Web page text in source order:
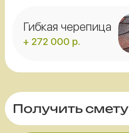
Гибкая черепица
+ 272 000 р.
Получить смету